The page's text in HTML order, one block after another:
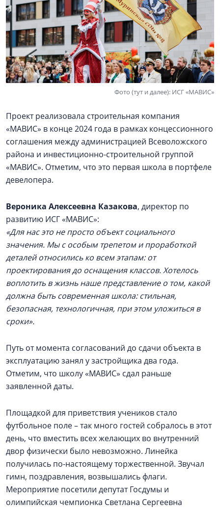
Фото (тут и далее): ИСГ «МАВИС»
Проект реализовала строительная компания
«МАВИС» в конце 2024 года в рамках концессионного
соглашения между администрацией Всеволожского
района и инвестиционно-строительной группой
«МАВИС». Отметим, что это первая школа в портфеле
девелопера.
Вероника Алексеевна Казакова, директор по
развитию ИСГ «МАВИС»:
«Для нас это не просто объект социального
значения. Мы с особым трепетом и проработкой
деталей относились ко всем этапам: от
проектирования до оснащения классов. Хотелось
воплотить в жизнь наше представление о том, какой
должна быть современная школа: стильная,
безопасная, технологичная, при этом уложиться в
сроки».
Путь от момента согласований до сдачи объекта в
эксплуатацию занял у застройщика два года.
Отметим, что школу «МАВИС» сдал раньше
заявленной даты.
Площадкой для приветствия учеников стало
футбольное поле – так много гостей собралось в этот
день, что вместить всех желающих во внутренний
двор физически было невозможно. Линейка
получилась по-настоящему торжественной. Звучал
гимн, поздравления, возвышались флаги.
Мероприятие посетили депутат Госдумы и
олимпийская чемпионка Светлана Сергеевна